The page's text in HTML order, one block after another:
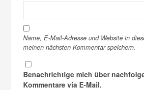
Name, E-Mail-Adresse und Website in
meinen nächsten Kommentar speichern.
Benachrichtige mich über
Kommentare via E-Mail.